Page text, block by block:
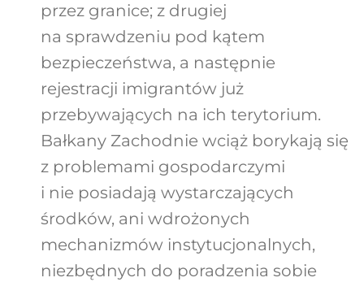
przez granice; z drugiej
na sprawdzeniu pod kątem
bezpieczeństwa, a następnie
rejestracji imigrantów już
przebywających na ich terytorium.
Bałkany Zachodnie wciąż borykają się
z problemami gospodarczymi
i nie posiadają wystarczających
środków, ani wdrożonych
mechanizmów instytucjonalnych,
niezbędnych do poradzenia sobie